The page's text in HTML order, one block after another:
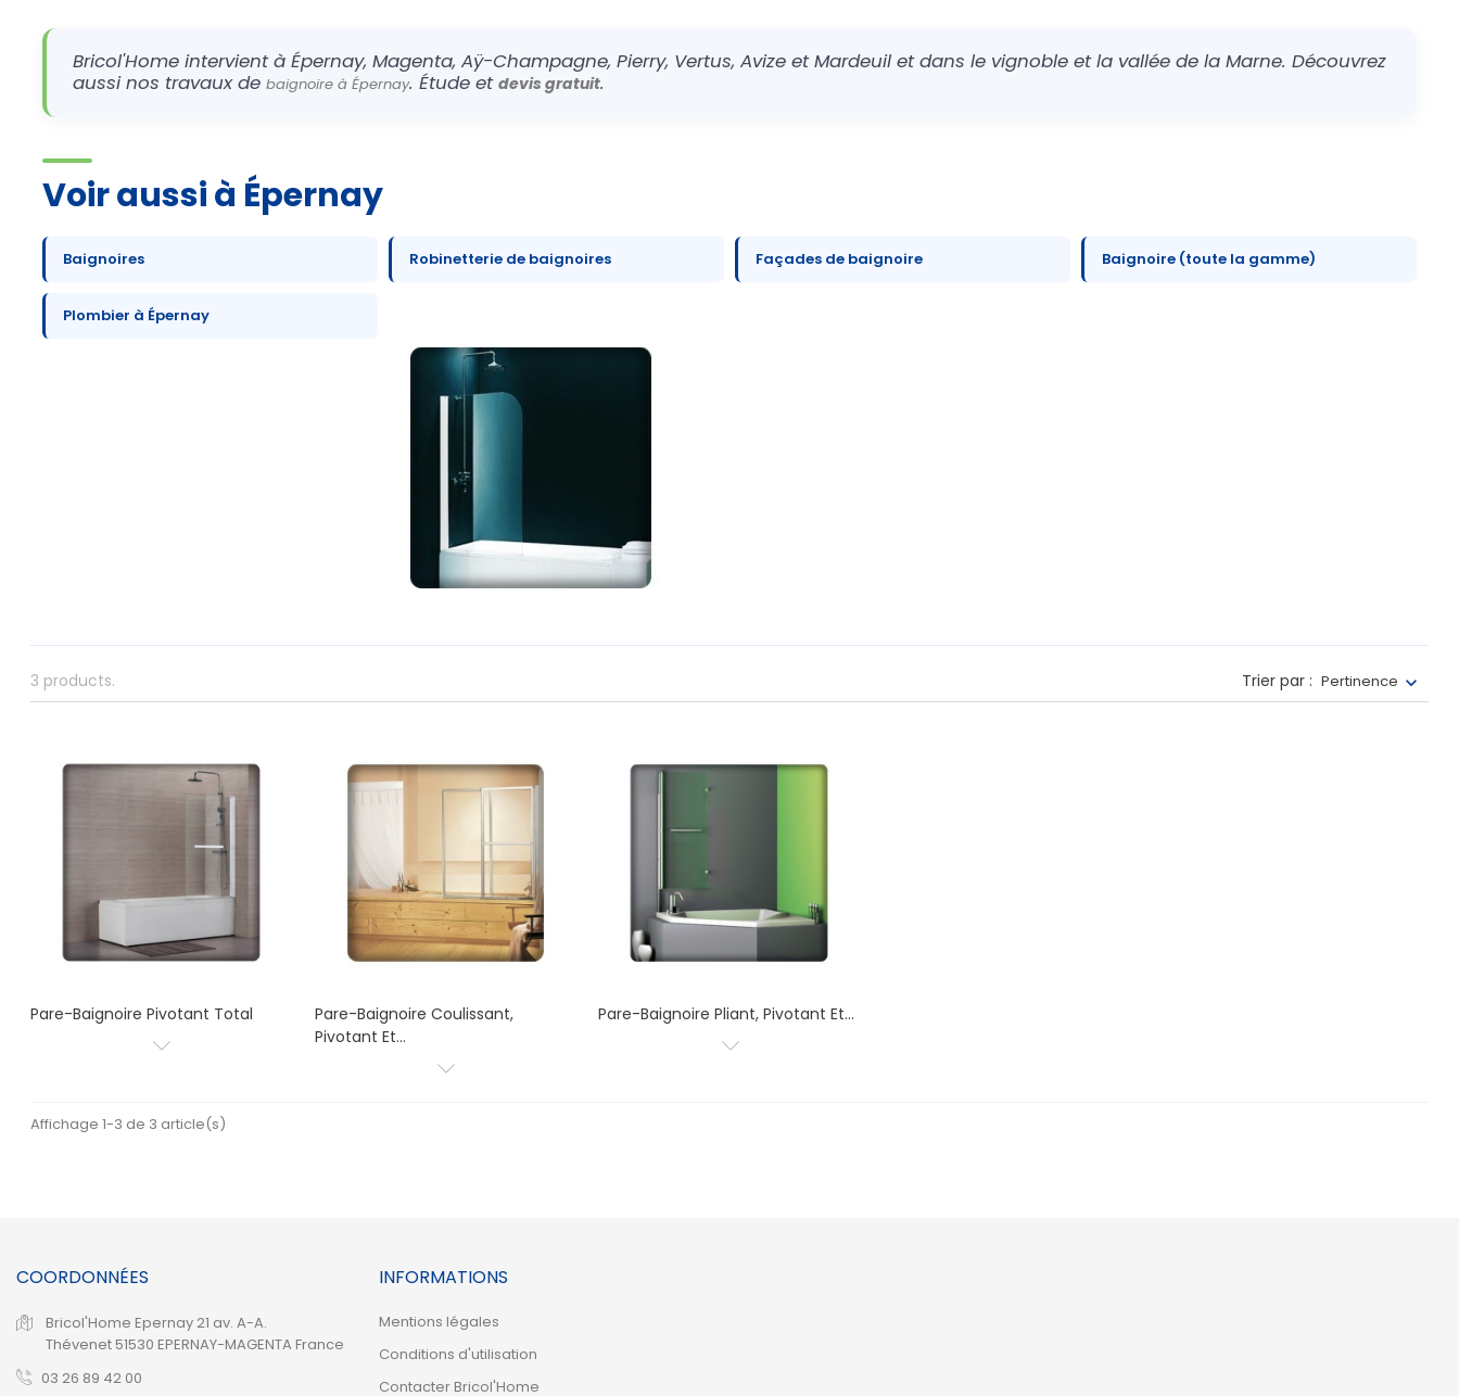
Bricol'Home intervient à Épernay, Magenta, Aÿ-Champagne, Pierry, Vertus, Avize et Mardeuil et dans le vignoble et la vallée de la Marne. Découvrez
aussi nos travaux de baignoire à Épernay. Étude et devis gratuit.
Voir aussi à Épernay
Baignoires Robinetterie de baignoires Façades de baignoire Baignoire (toute la gamme)
Plombier à Épernay
3 products. Trier par : Pertinence
Pare-Baignoire Pivotant Total
Pare-Baignoire Coulissant,
Pivotant Et...
Pare-Baignoire Pliant, Pivotant Et...
Affichage 1-3 de 3 article(s)
COORDONNÉES
Bricol'Home Epernay 21 av. A-A.
Thévenet 51530 EPERNAY-MAGENTA France
03 26 89 42 00
INFORMATIONS
Mentions légales
Conditions d'utilisation
Contacter Bricol'Home